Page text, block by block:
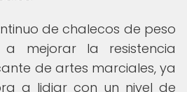
de chalecos de peso
a mejorar la resistencia
de artes marciales, ya
a lidiar con un nivel de